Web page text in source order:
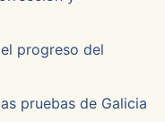
progreso del
pruebas de Galicia